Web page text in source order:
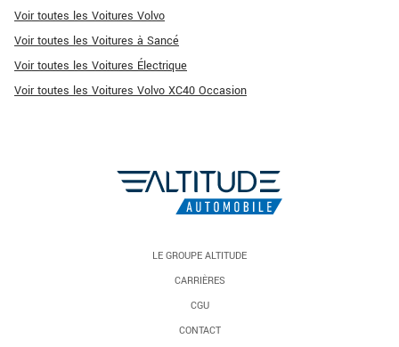
Voir toutes les Voitures Volvo
Voir toutes les Voitures à Sancé
Voir toutes les Voitures Électrique
Voir toutes les Voitures Volvo XC40 Occasion
LE GROUPE ALTITUDE
CARRIÈRES
CGU
CONTACT